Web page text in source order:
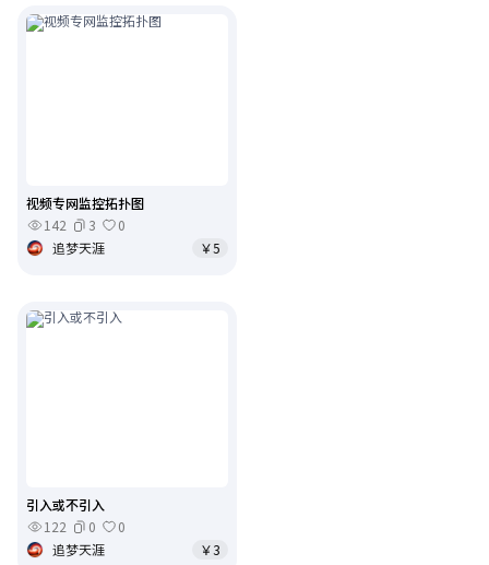
视频专网监控拓扑图
142
3
0
追梦天涯
￥5
引入或不引入
122
0
0
追梦天涯
￥3